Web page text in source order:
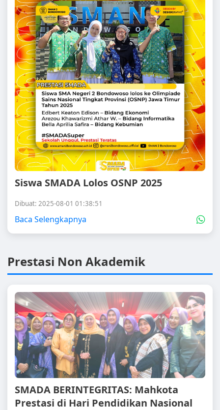
Siswa SMADA Lolos OSNP 2025
Dibuat: 2025-08-01 01:38:51
Baca Selengkapnya
Prestasi Non Akademik
SMADA BERINTEGRITAS: Mahkota
Prestasi di Hari Pendidikan Nasional